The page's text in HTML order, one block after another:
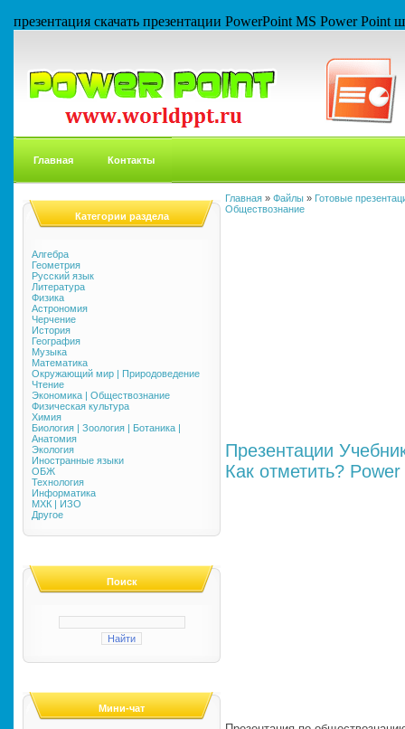
презентация скачать презентации PowerPoint MS Power
Главная Контакты
Категории раздела
Алгебра
Геометрия
Русский язык
Литература
Физика
Астрономия
Черчение
История
География
Музыка
Математика
Окружающий мир | Природоведение
Чтение
Экономика | Обществознание
Физическая культура
Химия
Биология | Зоология | Ботаника |
Анатомия
Экология
Иностранные языки
ОБЖ
Технология
Информатика
МХК | ИЗО
Другое
Поиск
Мини-чат
Главная » Файлы » Готовые
Обществознание
Презентации
Как отметить?